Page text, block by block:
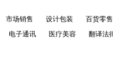
市场销售 设计包装 百货零售
电子通讯 医疗美容 翻译法